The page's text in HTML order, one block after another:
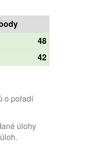
48
42
o pořadí
úlohy